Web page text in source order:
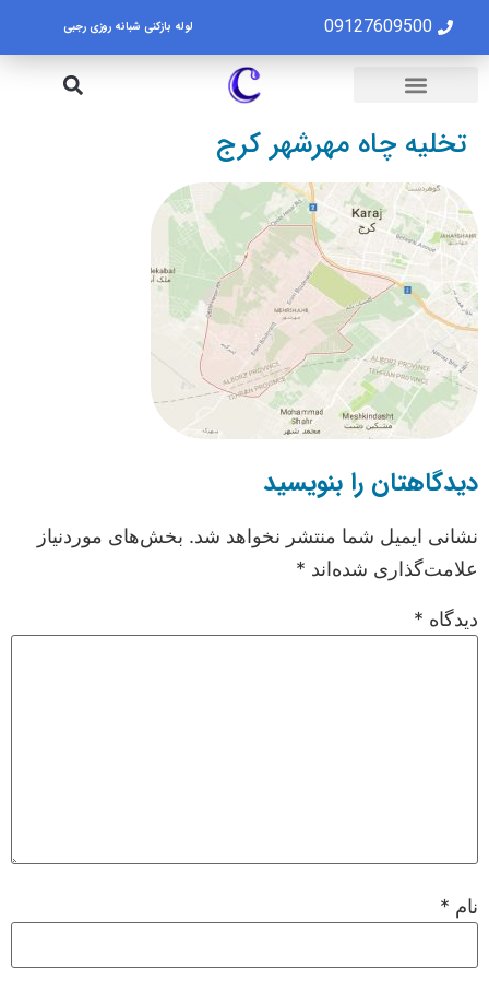
09127609500 لوله بازکنی شبانه روزی رجبی
تخلیه چاه مهرشهر کرج
دیدگاهتان را بنویسید
نشانی ایمیل شما منتشر نخواهد شد. بخش‌های موردنیاز
علامت‌گذاری شده‌اند *
دیدگاه *
نام *